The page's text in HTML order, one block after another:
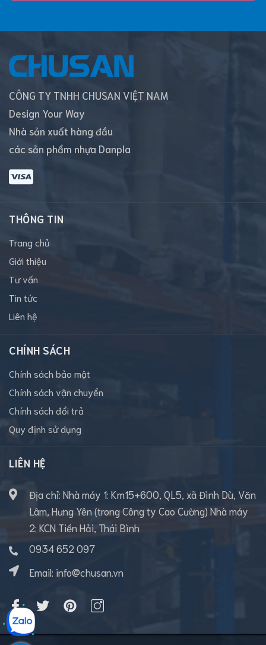
CÔNG TY TNHH CHUSAN VIỆT NAM
Design Your Way
Nhà sản xuất hàng đầu
các sản phẩm nhựa Danpla
THÔNG TIN
Trang chủ
Giới thiệu
Tư vấn
Tin tức
Liên hệ
CHÍNH SÁCH
Chính sách bảo mật
Chính sách vận chuyển
Chính sách đổi trả
Quy định sử dụng
LIÊN HỆ
Địa chỉ: Nhà máy 1: Km15+600, QL5, xã Đình Dù, Văn
Lâm, Hưng Yên (trong Công ty Cao Cường) Nhà máy
2: KCN Tiền Hải, Thái Bình
0934 652 097
Email: info@chusan.vn